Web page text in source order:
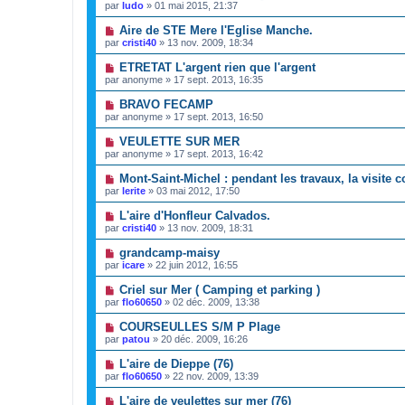
par ludo » 01 mai 2015, 21:37
Aire de STE Mere l'Eglise Manche.
par cristi40 » 13 nov. 2009, 18:34
ETRETAT L'argent rien que l'argent
par anonyme » 17 sept. 2013, 16:35
BRAVO FECAMP
par anonyme » 17 sept. 2013, 16:50
VEULETTE SUR MER
par anonyme » 17 sept. 2013, 16:42
Mont-Saint-Michel : pendant les travaux, la visite
par lerite » 03 mai 2012, 17:50
L'aire d'Honfleur Calvados.
par cristi40 » 13 nov. 2009, 18:31
grandcamp-maisy
par icare » 22 juin 2012, 16:55
Criel sur Mer ( Camping et parking )
par flo60650 » 02 déc. 2009, 13:38
COURSEULLES S/M P Plage
par patou » 20 déc. 2009, 16:26
L'aire de Dieppe (76)
par flo60650 » 22 nov. 2009, 13:39
L'aire de veulettes sur mer (76)